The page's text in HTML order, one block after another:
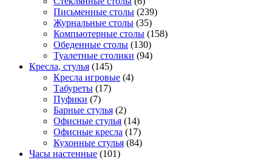
Письменные столы (239)
Журнальные столы (35)
Компьютерные столы (158)
Обеденные столы (130)
Туалетные столики (94)
Кресла, стулья (145)
Кресла игровые (4)
Табуреты (17)
Пуфики (7)
Барные стулья (2)
Офисные стулья (14)
Офисные кресла (17)
Кухонные стулья (84)
Часы настенные (101)